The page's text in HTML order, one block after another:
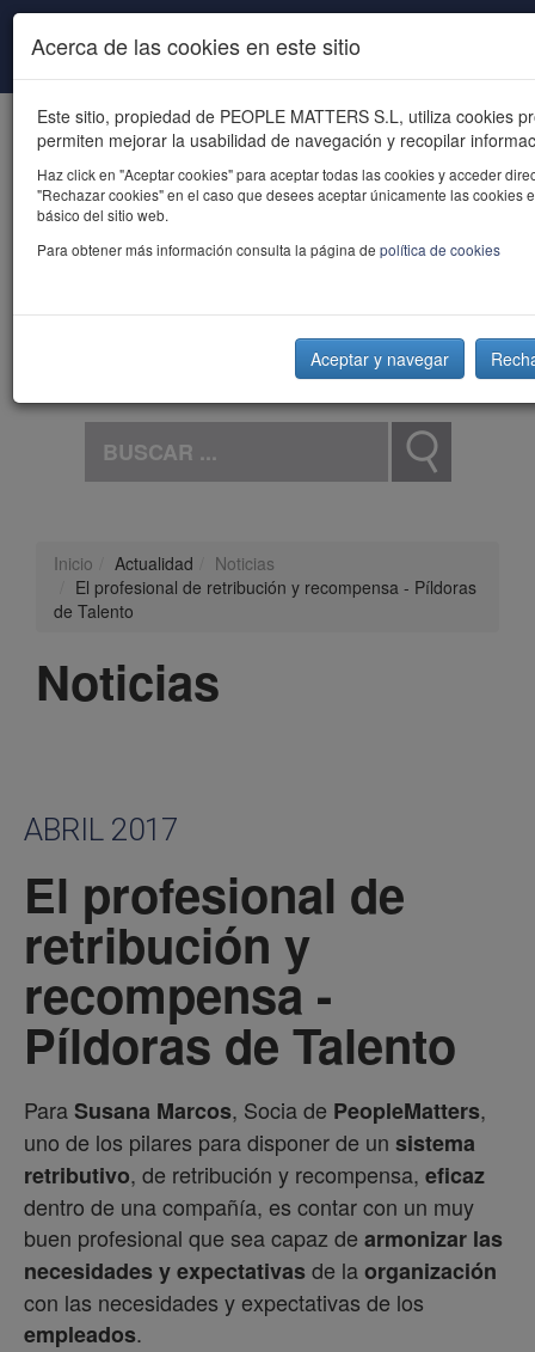
Pasar al contenido principal
Inicio Actualidad
Noticias
El profesional de retribución y recompensa - Píldoras
de Talento
Noticias
ABRIL 2017
El profesional de
retribución y
recompensa -
Píldoras de Talento
ParaSusana Marcos, Socia de PeopleMatters,
uno de los pilares para disponer de un sistema
retributivo, de retribución y recompensa, eficaz
dentro de una compañía, es contar con un muy
buen profesional que sea capaz de armonizar las
necesidades y expectativasde laorganización
con las necesidades y expectativas de los
empleados.
Acerca de las cookies en este sitio
Este sitio, propiedad de PEOPLE MATTERS S.L, utiliza cookies
permiten mejorar la usabilidad de navegación y recopilar
Haz click en "Aceptar cookies" para aceptar todas las cookies y acceder
"Rechazar cookies" en el caso que desees aceptar únicamente las cookies
básico del sitio web.
Para obtener más información consulta la página de política de cookies
Aceptar y navegar